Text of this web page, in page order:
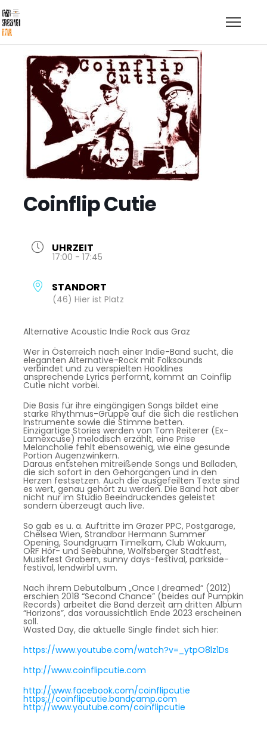
Coinflip Cutie
UHRZEIT
17:00 - 17:45
STANDORT
(46) Hier ist Platz
Alternative Acoustic Indie Rock aus Graz
Wer in Österreich nach einer Indie-Band sucht, die
eleganten Alternative-Rock mit Folksounds
verbindet und zu verspielten Hooklines
ansprechende Lyrics performt, kommt an Coinflip
Cutie nicht vorbei.
Die Basis für ihre eingängigen Songs bildet eine
starke Rhythmus-Gruppe auf die sich die restlichen
Instrumente sowie die Stimme betten.
Einzigartige Stories werden von Tom Reiterer (Ex-
Lamexcuse) melodisch erzählt, eine Prise
Melancholie fehlt ebensowenig, wie eine gesunde
Portion Augenzwinkern.
Daraus entstehen mitreißende Songs und Balladen,
die sich sofort in den Gehörgängen und in den
Herzen festsetzen. Auch die ausgefeilten Texte sind
es wert, genau gehört zu werden. Die Band hat aber
nicht nur im Studio Beeindruckendes geleistet
sondern überzeugt auch live.
So gab es u. a. Auftritte im Grazer PPC, Postgarage,
Chelsea Wien, Strandbar Hermann Summer
Opening, Soundgruam Timelkam, Club Wakuum,
ORF Hör- und Seebühne, Wolfsberger Stadtfest,
Musikfest Grabern, sunny days-festival, parkside-
festival, lendwirbl uvm.
Nach ihrem Debutalbum „Once I dreamed“ (2012)
erschien 2018 “Second Chance” (beides auf Pumpkin
Records) arbeitet die Band derzeit am dritten Album
“Horizons”, das voraussichtlich Ende 2023 erscheinen
soll.
Wasted Day, die aktuelle Single findet sich hier:
https://www.youtube.com/watch?v=_ytpO8lz1Ds
http://www.coinflipcutie.com
http://www.facebook.com/coinflipcutie
https://coinflipcutie.bandcamp.com
http://www.youtube.com/coinflipcutie